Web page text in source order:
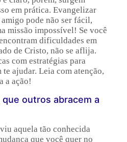
em prática. Evangelizar
pode não ser fácil,
missão impossível! Se você
dificuldades em
de Cristo, não se aflija.
com estratégias para
ajudar. Leia com atenção,
a ação!
que outros abracem a
aquela tão conhecida
que você quer no